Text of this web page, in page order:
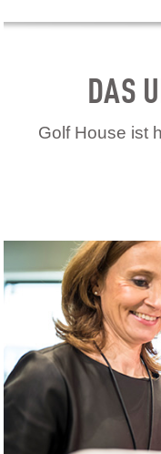
DAS
Golf House ist